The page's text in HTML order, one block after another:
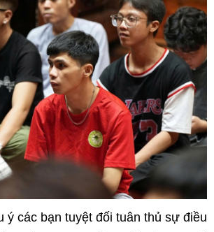
ý các bạn tuyệt đối tuân thủ sự điều